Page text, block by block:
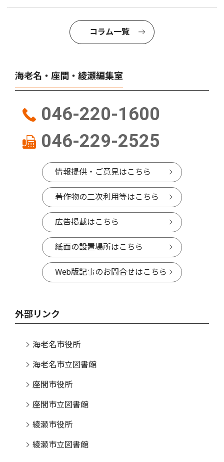
コラム一覧
海老名・座間・綾瀬編集室
046-220-1600
046-229-2525
情報提供・ご意見はこちら
著作物の二次利用等はこちら
広告掲載はこちら
紙面の設置場所はこちら
Web版記事のお問合せはこちら
外部リンク
海老名市役所
海老名市立図書館
座間市役所
座間市立図書館
綾瀬市役所
綾瀬市立図書館